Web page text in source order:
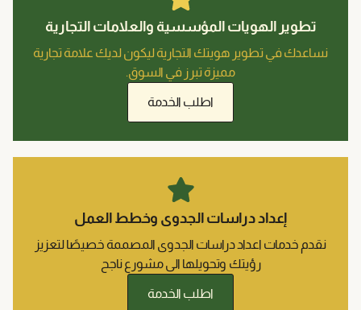
تطوير الهويات المؤسسية والعلامات التجارية
نساعدك في تطوير هويتك التجارية ليكون لديك علامة تجارية
مميزة تبرز في السوق.
اطلب الخدمة
إعداد دراسات الجدوى وخطط العمل
نقدم خدمات اعداد دراسات الجدوى المصممة خصيصًا لتعزيز
رؤيتك وتحويلها الى مشورع ناجح
اطلب الخدمة